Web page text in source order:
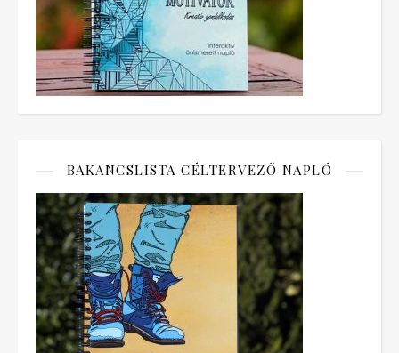
BAKANCSLISTA CÉLTERVEZŐ NAPLÓ